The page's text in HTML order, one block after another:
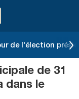
de l'élection
de 31
dans le